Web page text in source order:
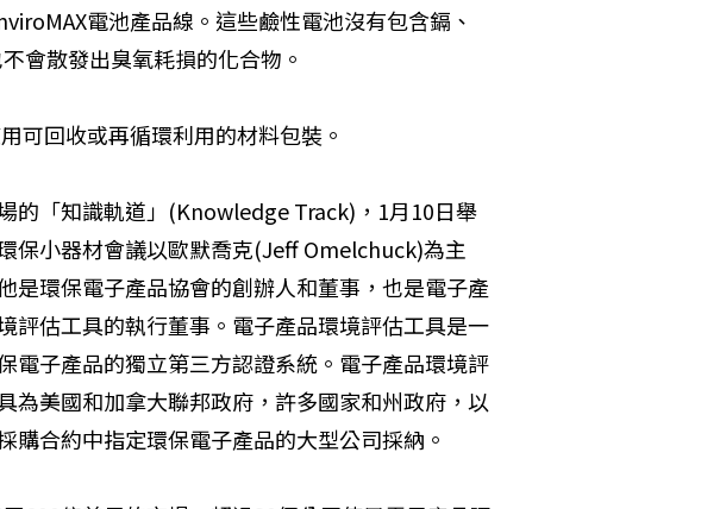
電池產品線。這些鹼性電池沒有包含鎘、
會散發出臭氧耗損的化合物。
可回收或再循環利用的材料包裝。
的「知識軌道」(Knowledge Track)，1月10日舉
保小器材會議以歐默喬克(Jeff Omelchuck)為主
是環保電子產品協會的創辦人和董事，也是電子產
評估工具的執行董事。電子產品環境評估工具是一
電子產品的獨立第三方認證系統。電子產品環境評
為美國和加拿大聯邦政府，許多國家和州政府，以
購合約中指定環保電子產品的大型公司採納。